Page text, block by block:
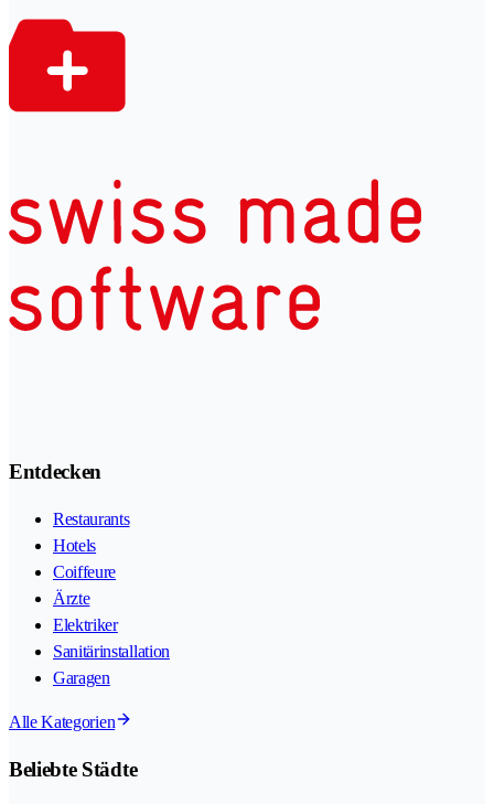
Entdecken
Restaurants
Hotels
Coiffeure
Ärzte
Elektriker
Sanitärinstallation
Garagen
Alle Kategorien
Beliebte Städte